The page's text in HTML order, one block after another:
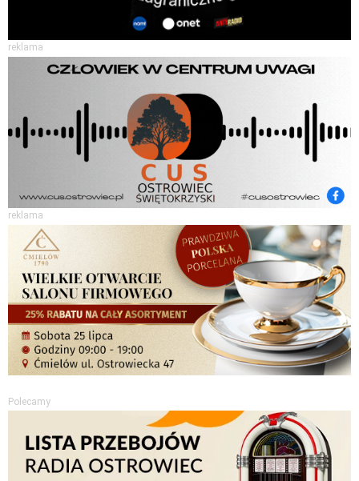
reklama
reklama
Polecamy